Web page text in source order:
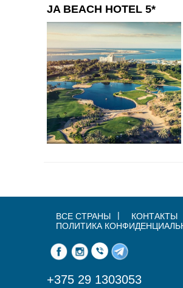
JA BEACH HOTEL 5*
ВСЕ СТРАНЫ КОНТАКТЫ
ПОЛИТИКА
+375 29 1303053